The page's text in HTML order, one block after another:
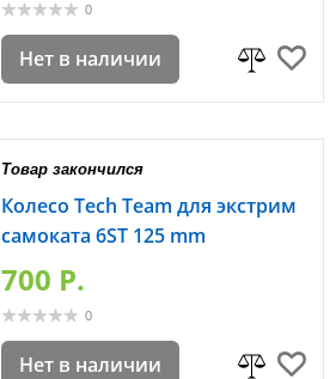
0
Нет в наличии
Товар закончился
Колесо Tech Team для экстрим
самоката 6ST 125 mm
700 P.
0
Нет в наличии